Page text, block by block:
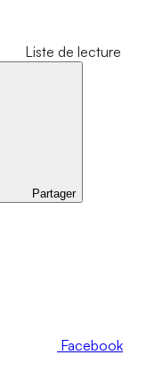
Liste de lecture
Partager
Facebook